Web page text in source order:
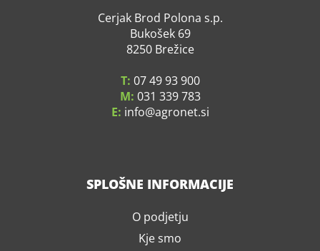
Cerjak Brod Polona s.p.
Bukošek 69
8250 Brežice
T: 07 49 93 900
M: 031 339 783
E: info agronet.si
SPLOŠNE INFORMACIJE
O podjetju
Kje smo